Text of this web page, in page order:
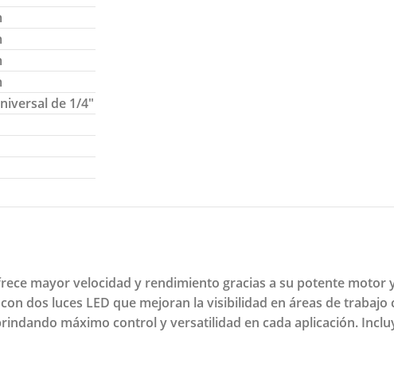
de 1/4″
mayor velocidad y rendimiento gracias a su potente
dos luces LED que mejoran la visibilidad en áreas de
máximo control y versatilidad en cada aplicación.